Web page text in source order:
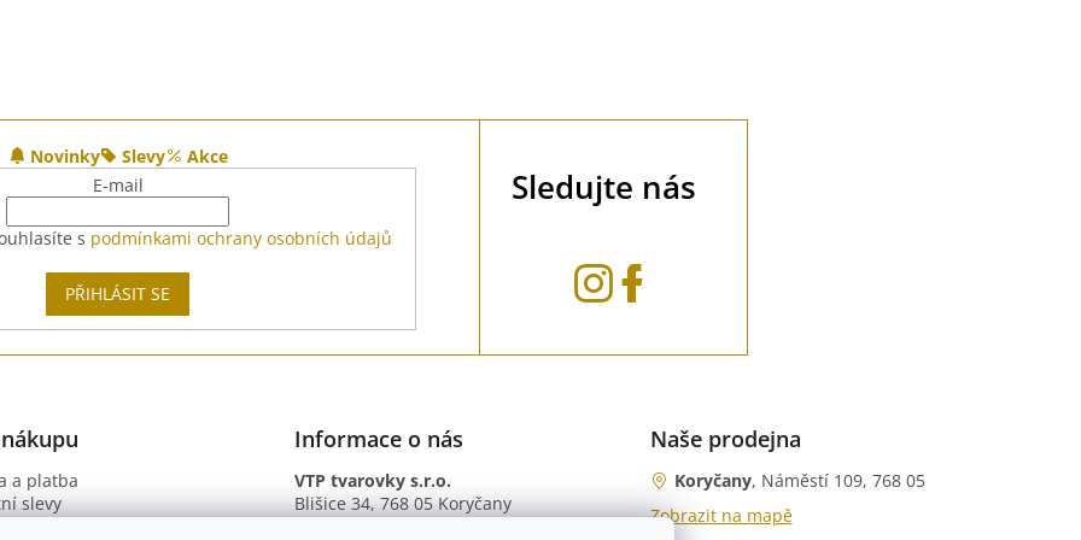
Novinky Slevy
Akce
E-mail
s podmínkami ochrany osobních údajů
PŘIHLÁSIT SE
Sledujte nás
a platba
slevy
Informace o nás
VTP tvarovky s.r.o.
Blišice 34, 768 05 Koryčany
Naše prodejna
Koryčany, Náměstí 109, 768 05
Zobrazit na mapě